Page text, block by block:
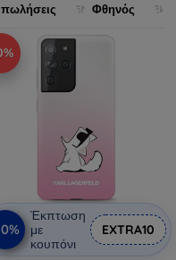
Φθηνός
Έκπτωση
με
κουπόνι
EXTRA10